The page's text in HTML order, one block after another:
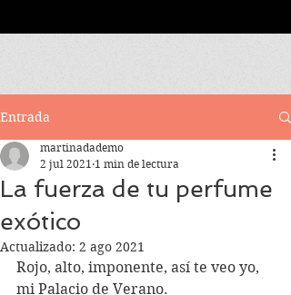
Entrada
La fuerza de tu perfume
exótico
martinadademo
2 jul 2021 1 min de lectura
Actualizado: 2 ago 2021
Rojo, alto, imponente, así te veo yo,
mi Palacio de Verano.